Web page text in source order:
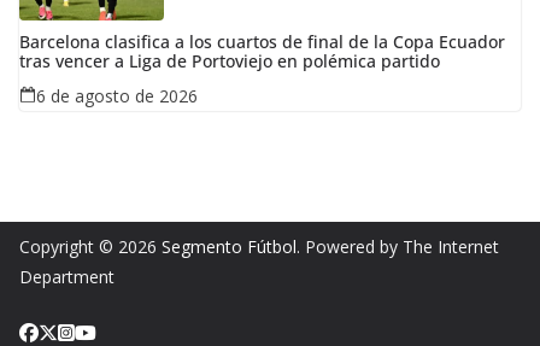
Barcelona clasifica a los cuartos de final de la Copa Ecuador
tras vencer a Liga de Portoviejo en polémica partido
6 de agosto de 2026
Copyright © 2026 Segmento Fútbol. Powered by The Internet
Department